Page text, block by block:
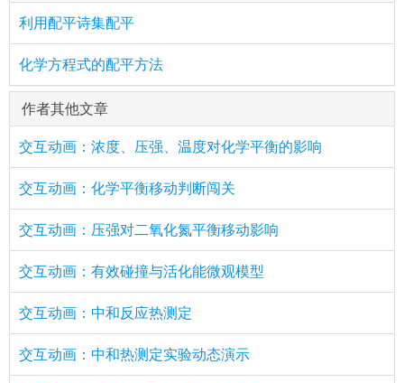
利用配平诗集配平
化学方程式的配平方法
作者其他文章
交互动画：浓度、压强、温度对化学平衡的影响
交互动画：化学平衡移动判断闯关
交互动画：压强对二氧化氮平衡移动影响
交互动画：有效碰撞与活化能微观模型
交互动画：中和反应热测定
交互动画：中和热测定实验动态演示